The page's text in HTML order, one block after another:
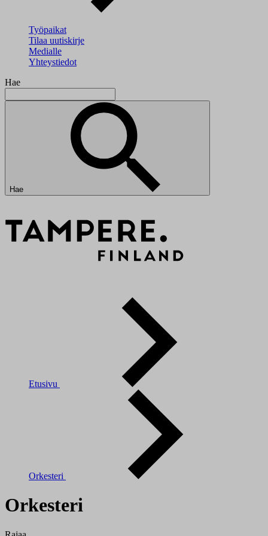
Työpaikat
Tilaa uutiskirje
Medialle
Yhteystiedot
Hae
Hae
Etusivu
Orkesteri
Orkesteri